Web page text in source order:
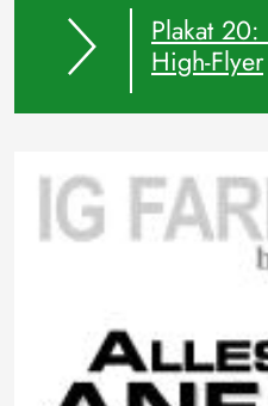
Plakat 20:
High-Flyer